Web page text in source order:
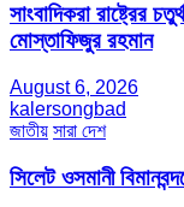
সাংবাদিকরা রাষ্ট্রের
মোস্তাফিজুর রহমান
August 6, 2026
kalersongbad
জাতীয় সারা দেশ
সিলেট ওসমানী